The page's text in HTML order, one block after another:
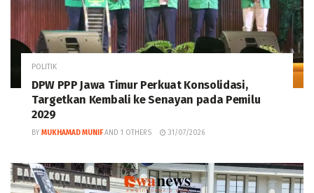
POLITIK
DPW PPP Jawa Timur Perkuat Konsolidasi,
Targetkan Kembali ke Senayan pada Pemilu
2029
BY MUKHAMAD MUNIF AND 1 OTHERS 31/07/2026